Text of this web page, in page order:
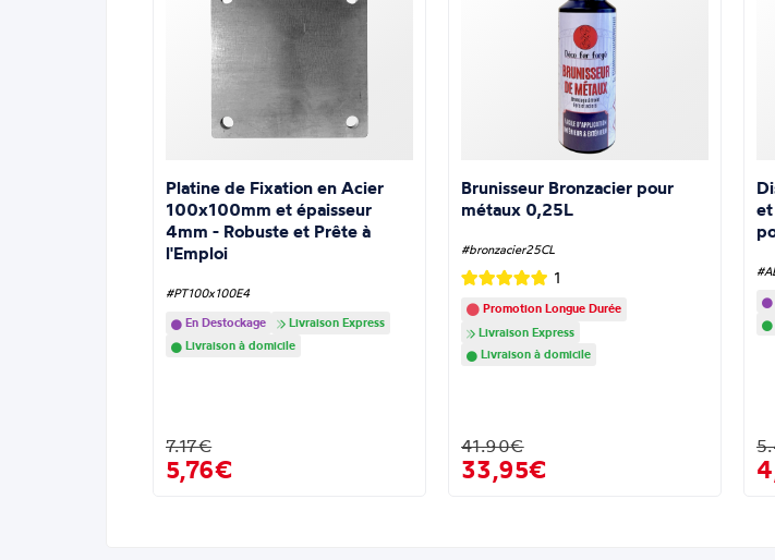
Platine de Fixation en Acier
100x100mm et épaisseur
4mm - Robuste et Prête à
l'Emploi
#PT100x100E4
En Destockage
Livraison Express
Livraison à domicile
7.17€
5,76€
Brunisseur Bronzacier pour
métaux 0,25L
#bronzacier25CL
1
Promotion Longue Durée
Livraison Express
Livraison à domicile
41.90€
33,95€